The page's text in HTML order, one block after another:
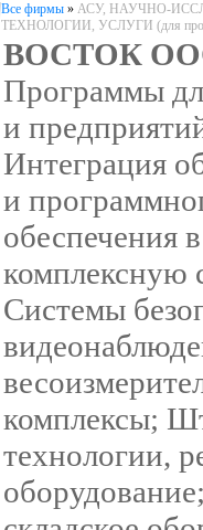
Все фирмы » АСУ, НАУЧНО-
ТЕХНОЛОГИИ, УСЛУГИ (для пром.
ВОСТОК
Программы
и
Интеграция
и
обеспечения
комплексную
Системы
комплексы;
технологии,